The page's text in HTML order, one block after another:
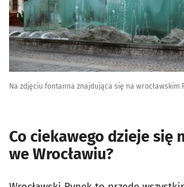
Na zdjęciu fontanna znajdująca się na wrocławskim
Co ciekawego dzieje się
we Wrocławiu?